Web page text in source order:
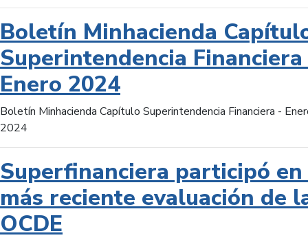
Boletín Minhacienda
Superintendencia
Enero 2024
Boletín Minhacienda Capítulo Superintendencia Financiera -
2024
Superfinanciera participó
más reciente evaluación de
OCDE